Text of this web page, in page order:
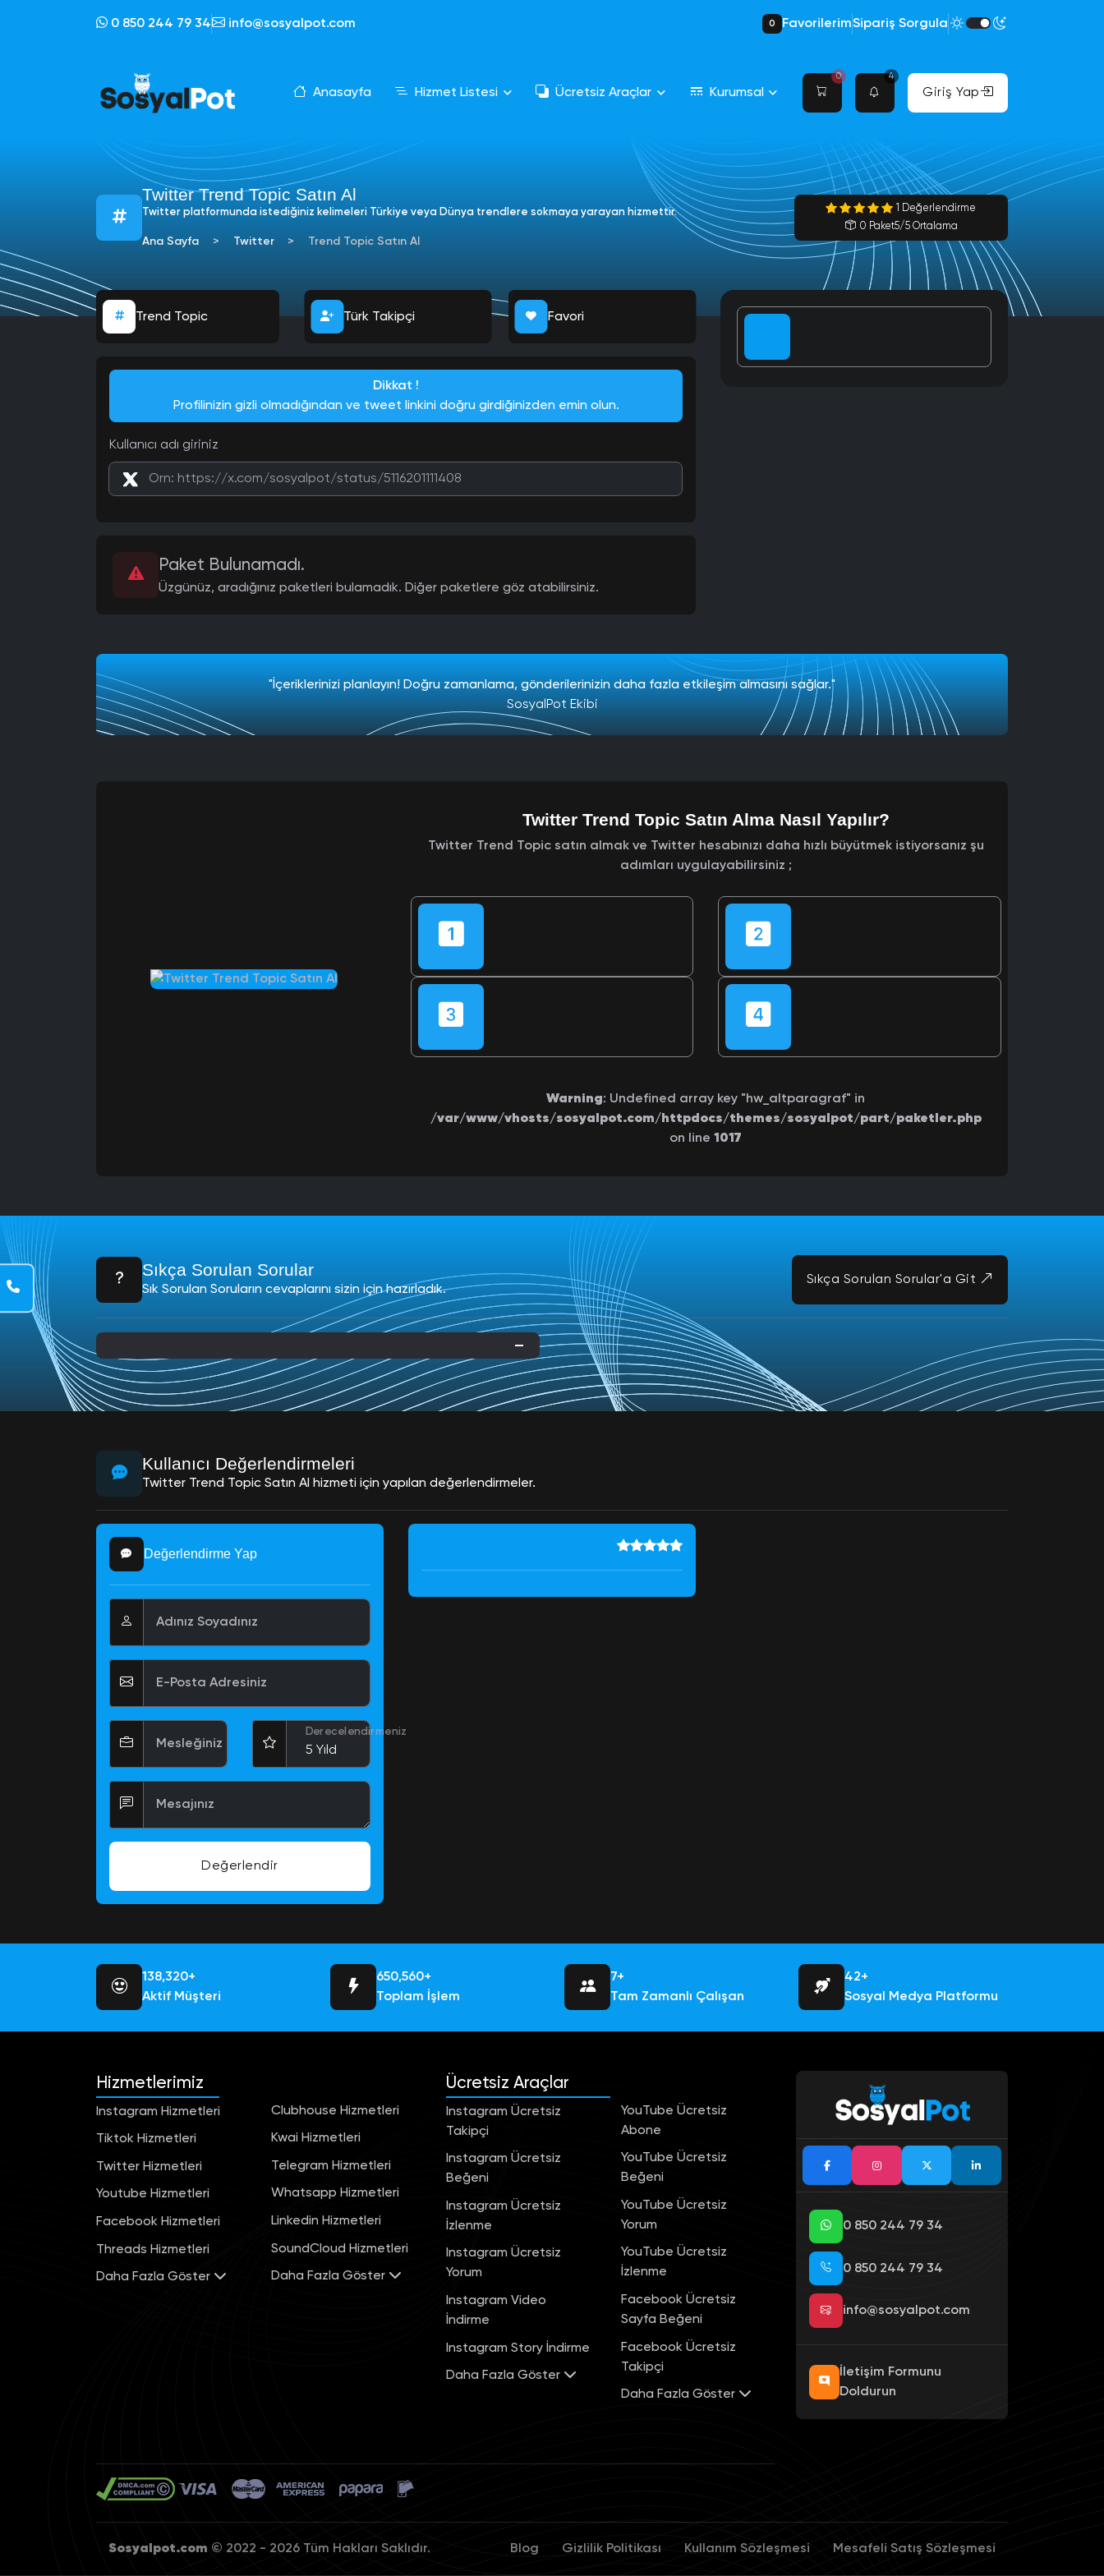
0 850 244 79 34 info@sosyalpot.com 0 FavorilerimSipariş Sorgula
Anasayfa Hizmet Listesi Ücretsiz Araçlar Kurumsal
0 4
Giriş Yap
Twitter Trend Topic Satın Al
Twitter platformunda istediğiniz kelimeleri Türkiye veya Dünya trendlere sokmaya yarayan hizmettir.
Ana Sayfa Twitter Trend Topic Satın Al
1 Değerlendirme
0 Paket5/5 Ortalama
Trend Topic
Global Takipçi Türk Takipçi Favori ReTweet Video İzlenme
Dikkat !
Profilinizin gizli olmadığından ve tweet linkini doğru girdiğinizden emin olun.
Kullanıcı adı giriniz
Paket Bulunamadı.
Üzgünüz, aradığınız paketleri bulamadık. Diğer paketlere göz atabilirsiniz.
"İçeriklerinizi planlayın! Doğru zamanlama, gönderilerinizin daha fazla etkileşim almasını sağlar."
SosyalPot Ekibi
Twitter Trend Topic Satın Alma Nasıl Yapılır?
Twitter Trend Topic satın almak ve Twitter hesabınızı daha hızlı büyütmek istiyorsanız şu
adımları uygulayabilirsiniz ;
Warning: Undefined array key "hw_altparagraf" in
/var/www/vhosts/sosyalpot.com/httpdocs/themes/sosyalpot/part/paketler.php
on line1017
Sıkça Sorulan Sorular
Sık Sorulan Soruların cevaplarını sizin için hazırladık.
Sıkça Sorulan Sorular'a Git
Kullanıcı Değerlendirmeleri
Twitter Trend Topic Satın Al hizmeti için yapılan değerlendirmeler.
Değerlendirme Yap
Adınız Soyadınız
E-Posta Adresiniz
Mesleğiniz
Derecelendirmeniz
Mesajınız
Değerlendir
145,526+
Aktif Müşteri
684,756+
Toplam İşlem
7+
Tam Zamanlı Çalışan
42+
Sosyal Medya Platformu
Hizmetlerimiz
Instagram Hizmetleri
Tiktok Hizmetleri
Twitter Hizmetleri
Youtube Hizmetleri
Facebook Hizmetleri
Threads Hizmetleri
Daha Fazla Göster
Clubhouse Hizmetleri
Kwai Hizmetleri
Telegram Hizmetleri
Whatsapp Hizmetleri
Linkedin Hizmetleri
SoundCloud Hizmetleri
Daha Fazla Göster
Ücretsiz Araçlar
Instagram Ücretsiz
Takipçi
Instagram Ücretsiz
Beğeni
Instagram Ücretsiz
İzlenme
Instagram Ücretsiz
Yorum
Instagram Video
İndirme
Instagram Story İndirme
Daha Fazla Göster
YouTube Ücretsiz
Abone
YouTube Ücretsiz
Beğeni
YouTube Ücretsiz
Yorum
YouTube Ücretsiz
İzlenme
Facebook Ücretsiz
Sayfa Beğeni
Facebook Ücretsiz
Takipçi
Daha Fazla Göster
0 850 244 79 34
0 850 244 79 34
info@sosyalpot.com
İletişim Formunu
Doldurun
Sosyalpot.com © 2022 - 2026 Tüm Hakları Saklıdır. Blog Gizlilik Politikası Kullanım Sözleşmesi Mesafeli Satış Sözleşmesi
244